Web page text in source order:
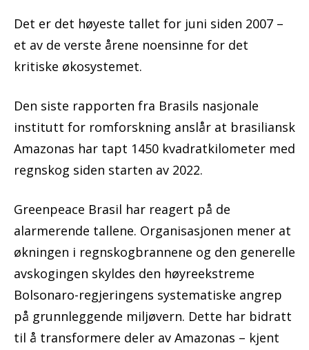
Det er det høyeste tallet for juni siden 2007 –
et av de verste årene noensinne for det
kritiske økosystemet.
Den siste rapporten fra Brasils nasjonale
institutt for romforskning anslår at brasiliansk
Amazonas har tapt 1450 kvadratkilometer med
regnskog siden starten av 2022.
Greenpeace Brasil har reagert på de
alarmerende tallene. Organisasjonen mener at
økningen i regnskogbrannene og den generelle
avskogingen skyldes den høyreekstreme
Bolsonaro-regjeringens systematiske angrep
på grunnleggende miljøvern. Dette har bidratt
til å transformere deler av Amazonas – kjent